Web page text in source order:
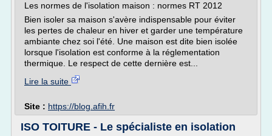
Les normes de l'isolation maison : normes RT 2012
Bien isoler sa maison s'avère indispensable pour éviter
les pertes de chaleur en hiver et garder une température
ambiante chez soi l'été. Une maison est dite bien isolée
lorsque l'isolation est conforme à la réglementation
thermique. Le respect de cette dernière est...
Lire la suite
Site : https://blog.afih.fr
ISO TOITURE - Le spécialiste en isolation